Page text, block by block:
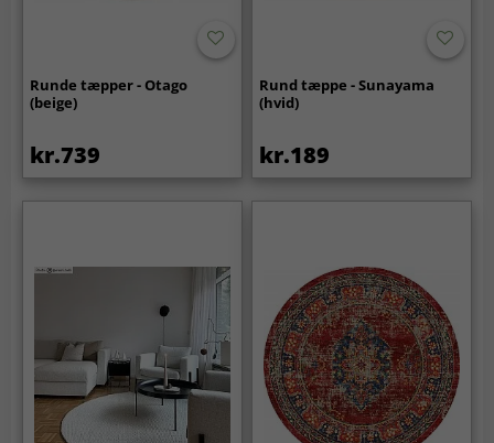
Runde tæpper - Otago
(beige)
kr.739
Rund tæppe - Sunayama
(hvid)
kr.189